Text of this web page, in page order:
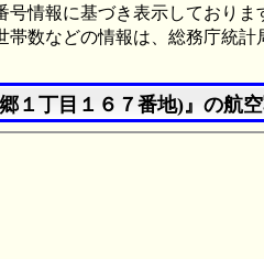
情報に基づき表示しておりま
帯数などの情報は、総務庁統
１丁目１６７番地)』の航